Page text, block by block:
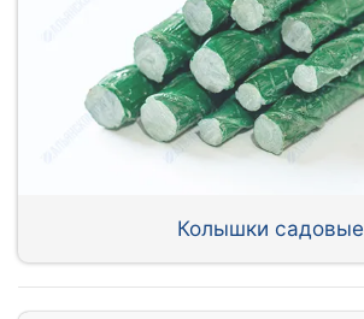
Колышки садовые